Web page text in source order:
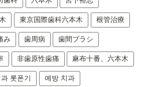
東京国際歯科六本木 根管治療
み 歯周病 歯間ブラシ
非歯原性歯痛 麻布十番、六本木
롯폰기 예방 치과